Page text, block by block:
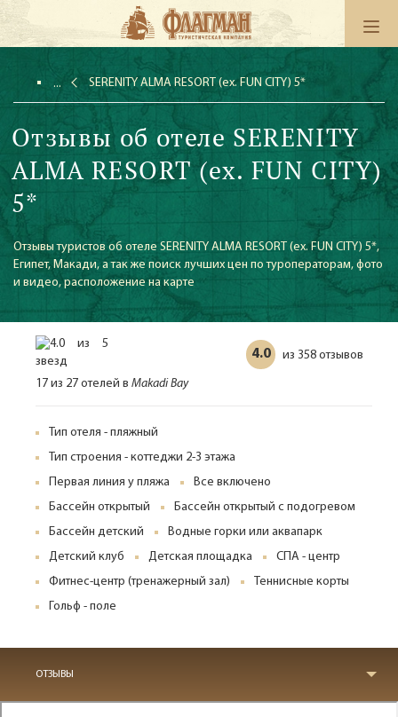
SERENITY ALMA RESORT (ex. FUN CITY) 5*
Отзывы об отеле SERENITY
ALMA RESORT (ex. FUN CITY)
5*
Отзывы туристов об отеле SERENITY ALMA RESORT (ex. FUN CITY) 5*,
Египет, Макади, а так же поиск лучших цен по туроператорам, фото
и видео, расположение на карте
4.0 из 358 отзывов
17 из 27 отелей в Makadi Bay
Тип отеля - пляжный
Тип строения - коттеджи 2-3 этажа
Первая линия у пляжа
Все включено
Бассейн открытый
Бассейн открытый с подогревом
Бассейн детский
Водные горки или аквапарк
Детский клуб
Детская площадка
СПА - центр
Фитнес-центр (тренажерный зал)
Теннисные корты
Гольф - поле
ОТЗЫВЫ